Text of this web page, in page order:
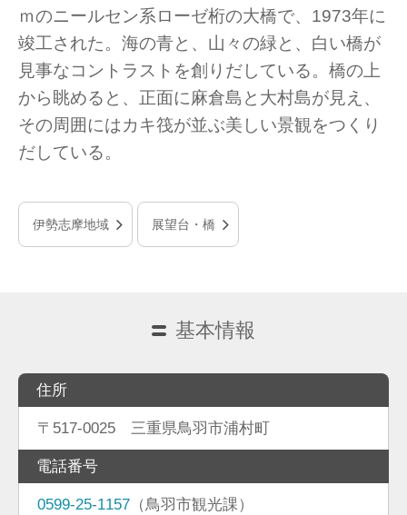
ｍのニールセン系ローゼ桁の大橋で、1973年に
竣工された。海の青と、山々の緑と、白い橋が
見事なコントラストを創りだしている。橋の上
から眺めると、正面に麻倉島と大村島が見え、
その周囲にはカキ筏が並ぶ美しい景観をつくり
だしている。
伊勢志摩地域 展望台・橋
基本情報
住所
〒517-0025 三重県鳥羽市浦村町
電話番号
0599-25-1157 （鳥羽市観光課）